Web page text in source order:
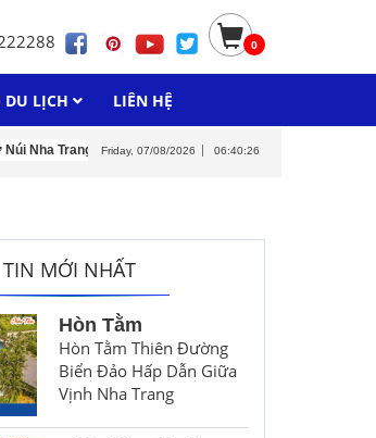
0
DU LỊCH LIÊN HỆ
Nha Trang Khu du lịch LangBiang Săn mây Đà Lạt
Friday, 07/08/2026 06:40:27
TIN MỚI NHẤT
Hòn Tằm
Hòn Tằm Thiên Đường
Biển Đảo Hấp Dẫn Giữa
Vịnh Nha Trang